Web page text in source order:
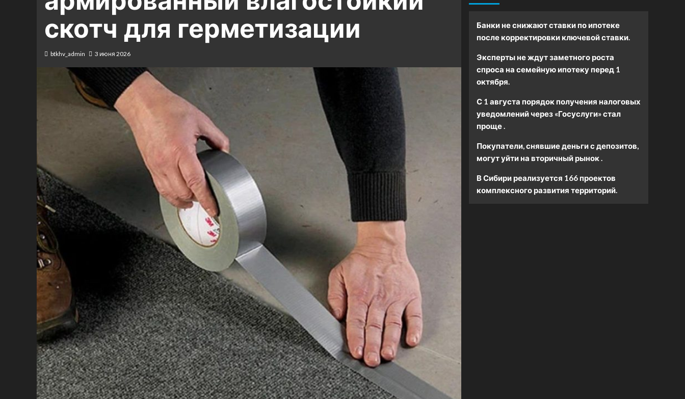
скотч для герметизации
btkhv_admin 3 июня 2026
Банки не снижают ставки по ипотеке
после корректировки ключевой ставки.
Эксперты не ждут заметного роста
спроса на семейную ипотеку перед 1
октября.
С 1 августа порядок получения налоговых
уведомлений через «Госуслуги» стал
проще .
Покупатели, снявшие деньги с депозитов,
могут уйти на вторичный рынок .
В Сибири реализуется 166 проектов
комплексного развития территорий.